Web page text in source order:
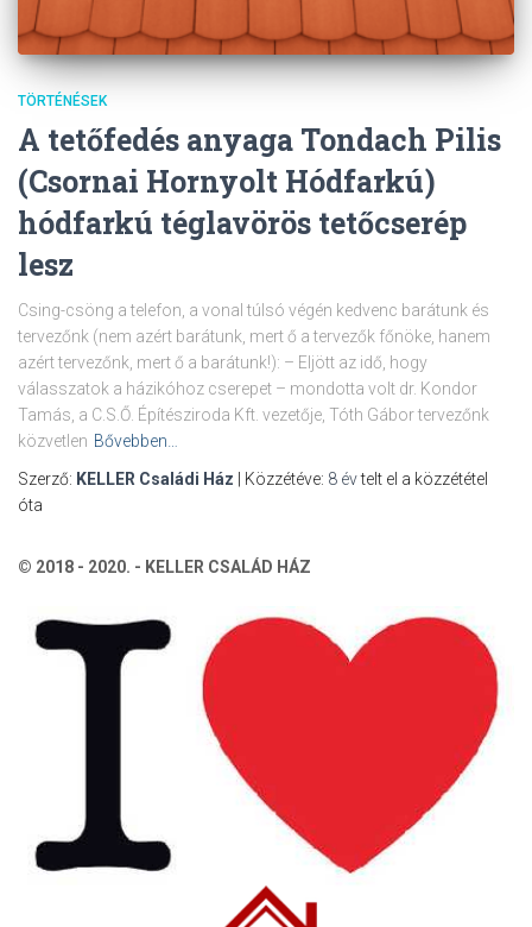
TÖRTÉNÉSEK
A tetőfedés anyaga Tondach Pilis
(Csornai Hornyolt Hódfarkú)
hódfarkú téglavörös tetőcserép
lesz
Csing-csöng a telefon, a vonal túlsó végén kedvenc barátunk és
tervezőnk (nem azért barátunk, mert ő a tervezők főnöke, hanem
azért tervezőnk, mert ő a barátunk!): – Eljött az idő, hogy
válasszatok a házikóhoz cserepet – mondotta volt dr. Kondor
Tamás, a C.S.Ő. Építésziroda Kft. vezetője, Tóth Gábor tervezőnk
közvetlen Bővebben…
Szerző: KELLER Családi Ház | Közzétéve: 8 évtelt el a közzététel
óta
© 2018 - 2020. - KELLER CSALÁD HÁZ